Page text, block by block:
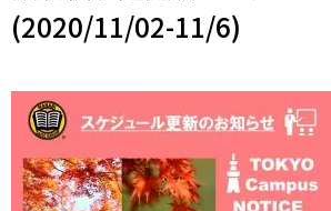
(2020/11/02-11/6)